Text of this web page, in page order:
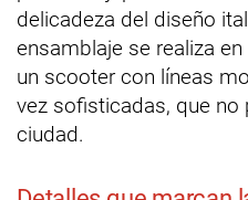
delicadeza del diseño
ensamblaje se realiza
un scooter con líneas
vez sofisticadas, que no
ciudad.